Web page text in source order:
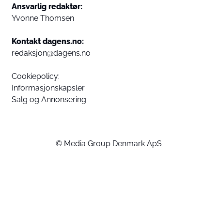
Ansvarlig redaktør:
Yvonne Thomsen
Kontakt dagens.no:
redaksjon@dagens.no
Cookiepolicy:
Informasjonskapsler
Salg og Annonsering
© Media Group Denmark ApS